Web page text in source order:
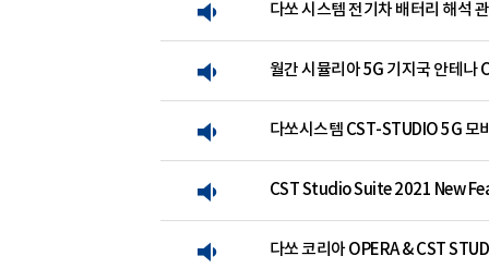
다쏘 시스템 전기차 배터리 해석
월간 시뮬리아 5G 기지국 안테나
다쏘시스템 CST-STUDIO 5G 모
CST Studio Suite 2021 New
다쏘 코리아 OPERA & CST